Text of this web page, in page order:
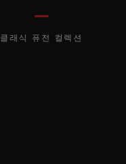
클래식 퓨전 컬렉션